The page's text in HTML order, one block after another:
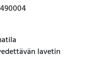
lavetin